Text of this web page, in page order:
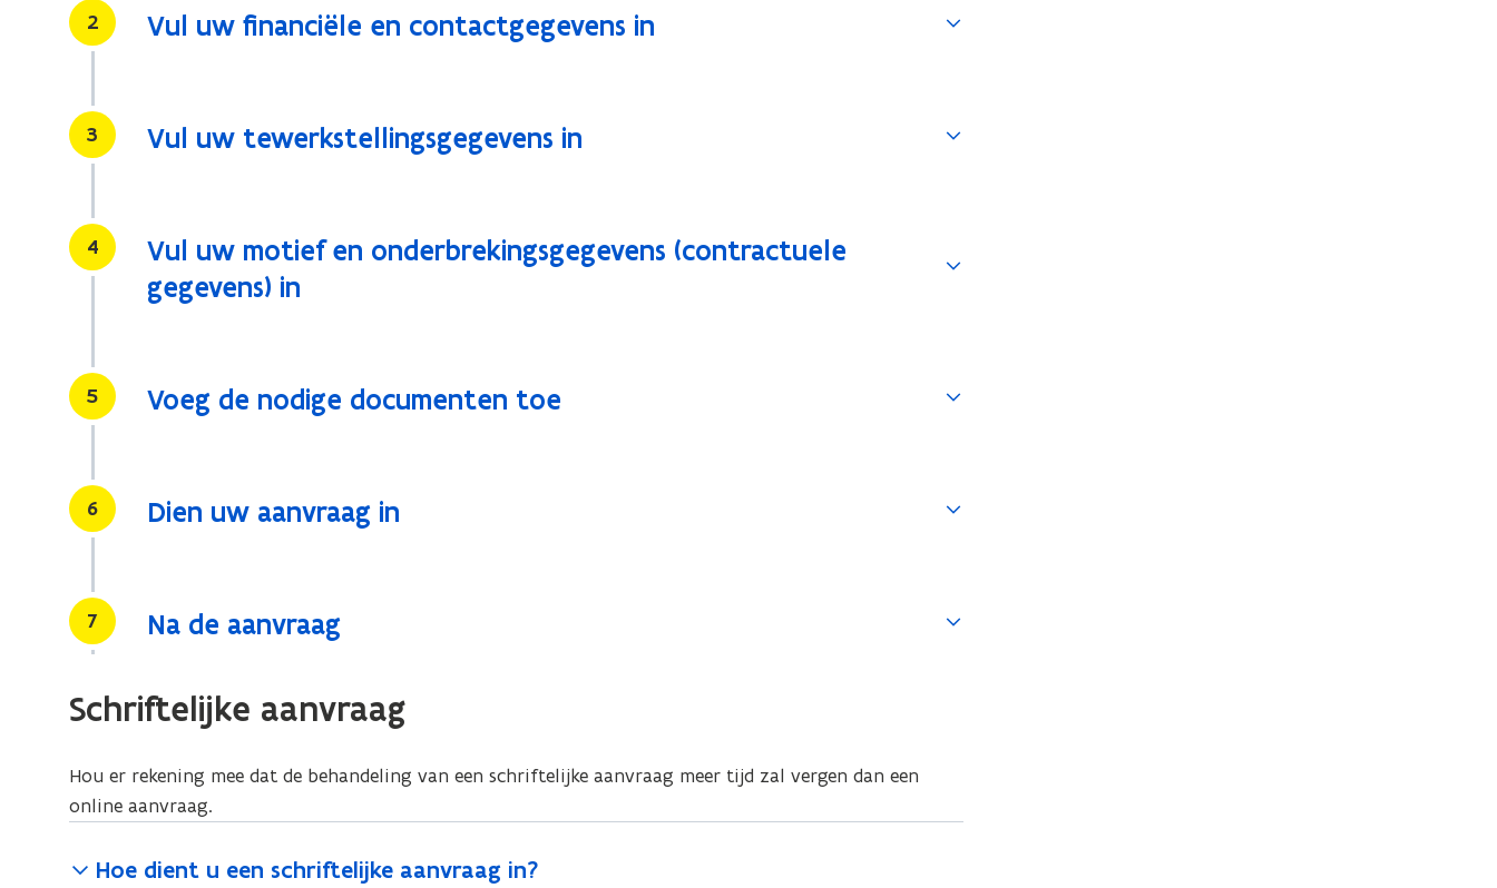
Stap
2 Vul uw financiële en contactgegevens in
Stap
3 Vul uw tewerkstellingsgegevens in
Stap
4
Vul uw motief en onderbrekingsgegevens (contractuele
gegevens) in
Stap
5 Voeg de nodige documenten toe
Stap
6 Dien uw aanvraag in
Stap
7 Na de aanvraag
Schriftelijke aanvraag
Hou er rekening mee dat de behandeling van een schriftelijke aanvraag meer tijd zal vergen dan een
online aanvraag.
Hoe dient u een schriftelijke aanvraag in?